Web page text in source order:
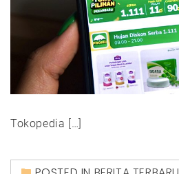
Tokopedia […]